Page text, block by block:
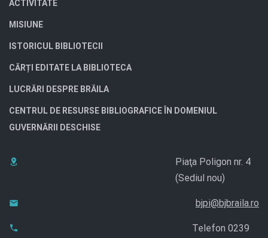
ACTIVITATE
MISIUNE
ISTORICUL BIBLIOTECII
CĂRȚI EDITATE LA BIBLIOTECA
LUCRĂRI DESPRE BRĂILA
CENTRUL DE RESURSE BIBLIOGRAFICE ÎN DOMENIUL
GUVERNĂRII DESCHISE
Piaţa Poligon nr. 4
(Sediul nou)
bjpi@bjbraila.ro
Telefon 0239